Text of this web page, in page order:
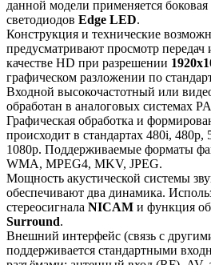
данной модели применяется боковая
светодиодов Edge LED.
Конструкция и технические
предусматривают просмотр
качестве HD при разрешении
графическом разложении по
Входной высокочастотный или
обработан в аналоговых системах
Графическая обработка и
происходит в стандартах 480i, 480p,
1080p. Поддерживаемые форматы
WMA, MPEG4, MKV, JPEG.
Мощность акустической системы
обеспечивают два динамика.
стереосигнала NICAM и функция
Surround.
Внешний интерфейс (связь с
поддерживается стандартными